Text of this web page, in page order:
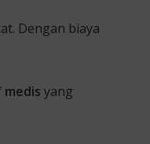
Dengan biaya
yang